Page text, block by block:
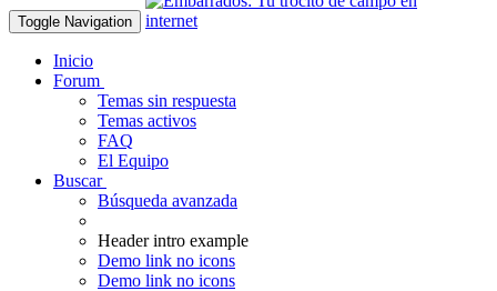
Toggle Navigation
Inicio
Forum
Temas sin respuesta
Temas activos
FAQ
El Equipo
Buscar
Búsqueda avanzada
Header intro example
Demo link no icons
Demo link no icons